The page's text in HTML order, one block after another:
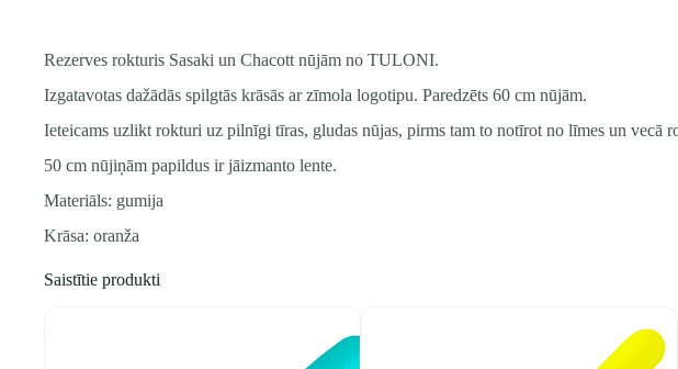
Rezerves rokturis Sasaki un Chacott nūjām no TULONI.
Izgatavotas dažādās spilgtās krāsās ar zīmola logotipu. Paredzēts 60 cm nūjām.
Ieteicams uzlikt rokturi uz pilnīgi tīras, gludas nūjas, pirms tam to notīrot no līmes un vecā
50 cm nūjiņām papildus ir jāizmanto lente.
Materiāls: gumija
Krāsa: oranža
Saistītie produkti